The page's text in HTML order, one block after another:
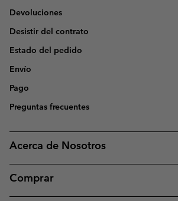
Devoluciones
Desistir del contrato
Estado del pedido
Envío
Pago
Preguntas frecuentes
Acerca de Nosotros
Comprar